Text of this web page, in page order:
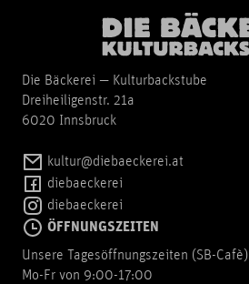
Die Bäckerei — Kulturbackstube
Dreiheiligenstr. 21a
6020 Innsbruck
kultur@diebaeckerei.at
diebaeckerei
diebaeckerei
ÖFFNUNGSZEITEN
Unsere Tagesöffnungszeiten (SB-Cafè)
Mo-Fr von 9:00-17:00